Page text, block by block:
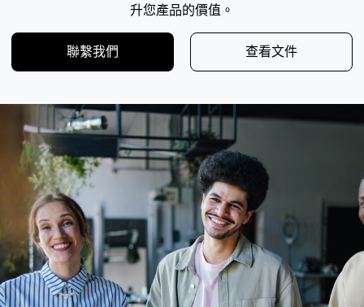
升您產品的價值。
聯繫我們 查看文件